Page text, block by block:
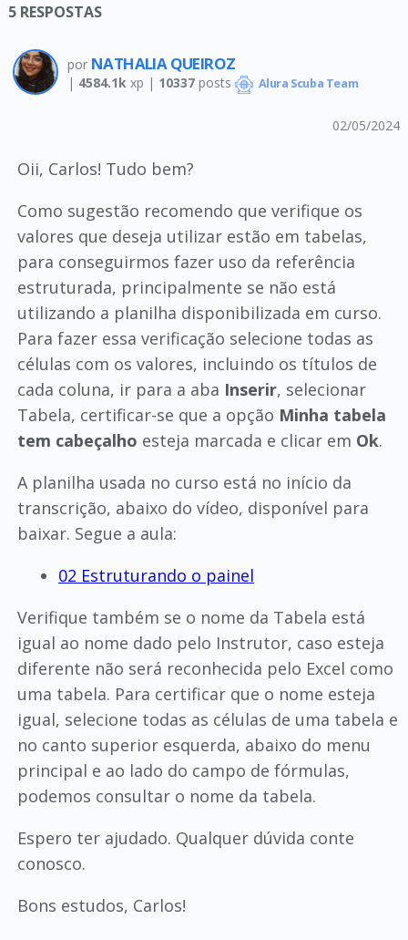
5 RESPOSTAS
por NATHALIA QUEIROZ
| 4584.1kxp | 10337posts Alura Scuba Team
02/05/2024
Oii, Carlos! Tudo bem?
Como sugestão recomendo que verifique os
valores que deseja utilizar estão em tabelas,
para conseguirmos fazer uso da referência
estruturada, principalmente se não está
utilizando a planilha disponibilizada em curso.
Para fazer essa verificação selecione todas as
células com os valores, incluindo os títulos de
cada coluna, ir para a aba Inserir, selecionar
Tabela, certificar-se que a opção Minha tabela
tem cabeçalho esteja marcada e clicar em Ok.
A planilha usada no curso está no início da
transcrição, abaixo do vídeo, disponível para
baixar. Segue a aula:
02 Estruturando o painel
Verifique também se o nome da Tabela está
igual ao nome dado pelo Instrutor, caso esteja
diferente não será reconhecida pelo Excel como
uma tabela. Para certificar que o nome esteja
igual, selecione todas as células de uma tabela e
no canto superior esquerda, abaixo do menu
principal e ao lado do campo de fórmulas,
podemos consultar o nome da tabela.
Espero ter ajudado. Qualquer dúvida conte
conosco.
Bons estudos, Carlos!